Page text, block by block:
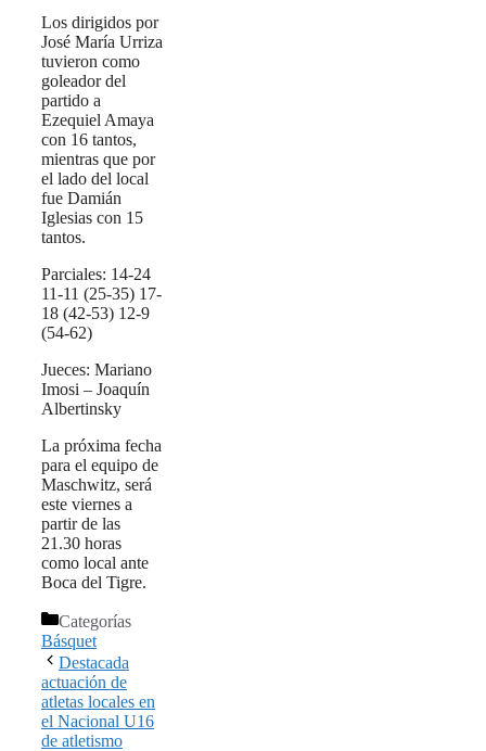
Los dirigidos por
José María Urriza
tuvieron como
goleador del
partido a
Ezequiel Amaya
con 16 tantos,
mientras que por
el lado del local
fue Damián
Iglesias con 15
tantos.
Parciales: 14-24
11-11 (25-35) 17-
18 (42-53) 12-9
(54-62)
Jueces: Mariano
Imosi – Joaquín
Albertinsky
La próxima fecha
para el equipo de
Maschwitz, será
este viernes a
partir de las
21.30 horas
como local ante
Boca del Tigre.
Categorías
Básquet
Destacada
actuación de
atletas locales en
el Nacional U16
de atletismo